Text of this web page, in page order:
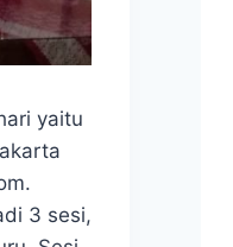
yaitu
3 sesi,